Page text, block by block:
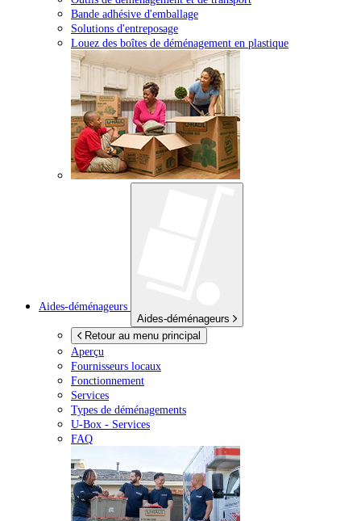
Bande adhésive d'emballage
Solutions d'entreposage
Louez des boîtes de déménagement en plastique
Aides-déménageurs
Aides-déménageurs
Retour au menu principal
Aperçu
Fournisseurs locaux
Fonctionnement
Services
Types de déménagements
U-Box - Services
FAQ